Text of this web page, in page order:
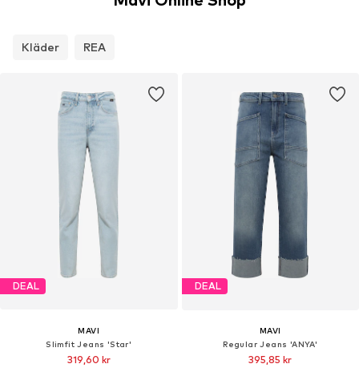
Kläder REA
DEAL
MAVI
Slimfit Jeans 'Star'
319,60 kr
DEAL
MAVI
Regular Jeans 'ANYA'
395,85 kr